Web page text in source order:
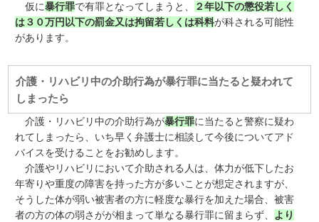
仮に暴行罪で有罪となってしまうと、
２年以下の懲役若しく
は３０万円以下の罰金又は拘留若しくは科料が科される可能性
があります。
介護・リハビリ中の介助行為が暴行罪に当たると疑われて
しまったら
介護・リハビリ中の介助行為が暴行罪に当たると警察に疑わ
れてしまったら、いち早く弁護士に相談して今後についてアド
バイスを受けることをお勧めします。
介護やリハビリにおいて介助される人は、体力が低下したお
年寄りや重度の障害を持った方が多いことが想定されますが、
そうした体が弱い被害者の方に軽度な暴行を加えた場合、被害
者の方の体の弱さがが相まって単なる暴行罪に留まらず、 より